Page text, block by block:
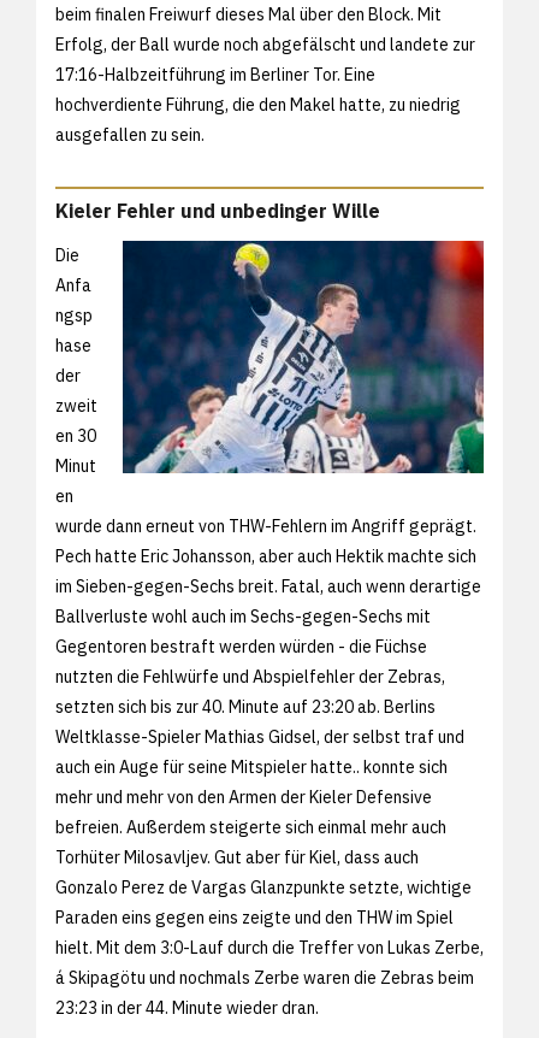
beim finalen Freiwurf dieses Mal über den Block. Mit
Erfolg, der Ball wurde noch abgefälscht und landete zur
17:16-Halbzeitführung im Berliner Tor. Eine
hochverdiente Führung, die den Makel hatte, zu niedrig
ausgefallen zu sein.
Kieler Fehler und unbedinger Wille
Die
Anfa
ngsp
hase
der
zweit
en 30
Minut
en
wurde dann erneut von THW-Fehlern im Angriff geprägt.
Pech hatte Eric Johansson, aber auch Hektik machte sich
im Sieben-gegen-Sechs breit. Fatal, auch wenn derartige
Ballverluste wohl auch im Sechs-gegen-Sechs mit
Gegentoren bestraft werden würden - die Füchse
nutzten die Fehlwürfe und Abspielfehler der Zebras,
setzten sich bis zur 40. Minute auf 23:20 ab. Berlins
Weltklasse-Spieler Mathias Gidsel, der selbst traf und
auch ein Auge für seine Mitspieler hatte.. konnte sich
mehr und mehr von den Armen der Kieler Defensive
befreien. Außerdem steigerte sich einmal mehr auch
Torhüter Milosavljev. Gut aber für Kiel, dass auch
Gonzalo Perez de Vargas Glanzpunkte setzte, wichtige
Paraden eins gegen eins zeigte und den THW im Spiel
hielt. Mit dem 3:0-Lauf durch die Treffer von Lukas Zerbe,
á Skipagötu und nochmals Zerbe waren die Zebras beim
23:23 in der 44. Minute wieder dran.